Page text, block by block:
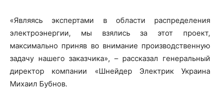
«Являясь экспертами в области распределения
электроэнергии, мы взялись за этот проект,
максимально приняв во внимание производственную
задачу нашего заказчика», – рассказал генеральный
директор компании «Шнейдер Электрик Украина
Михаил Бубнов.